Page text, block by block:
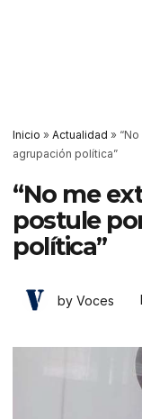
Inicio » Actualidad »
agrupación política”
“No me
postule
política”
by Voces